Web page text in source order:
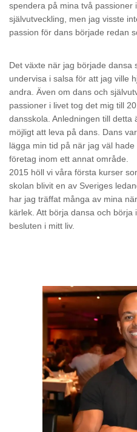
spendera på mina två passioner
självutveckling, men jag visste
passion för dans började redan
Det växte när jag började dansa
undervisa i salsa för att jag ville
andra. Även om dans och
passioner i livet tog det mig till
dansskola. Anledningen till
möjligt att leva på dans. Dans
lägga min tid på när jag väl
företag inom ett annat område.
2015 höll vi våra första kurser
skolan blivit en av Sveriges
har jag träffat många av mina
kärlek. Att börja dansa och börja
besluten i mitt liv.